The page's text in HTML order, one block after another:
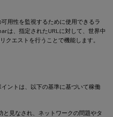
用性を監視するために使用できるラ
は、指定されたURLに対して、世界中
クエストを行うことで機能します。
ントは、以下の基準に基づいて稼働
見なされ、ネットワークの問題やタ